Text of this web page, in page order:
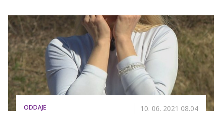
ki ga je neuspešno pripravljala že drugič. 29-letna
Gorenjka kljub temu verjame, da je Sloveniji pokazala,
kakšna je, in da bodo vsi ponosni nanjo, boj v
najslavnejši slovenski kuhinji pa se medtem nadaljuje.
Nocoj bo namreč izpadel še en kandidat.
ODDAJE 10. 06. 2021 08.04